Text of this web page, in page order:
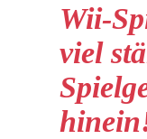
Wii-
viel